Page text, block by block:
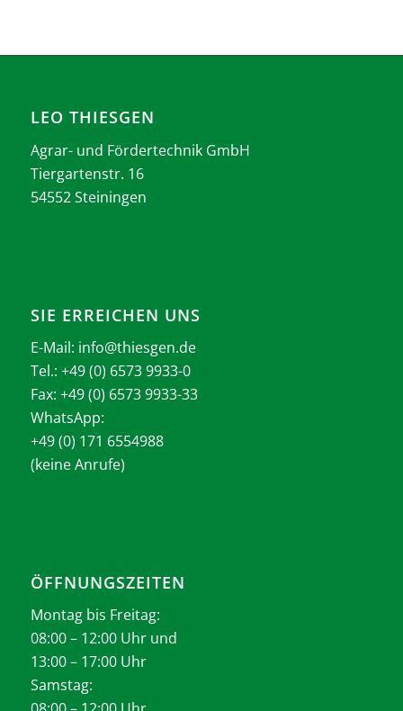
LEO THIESGEN
Agrar- und Fördertechnik GmbH
Tiergartenstr. 16
54552 Steiningen
SIE ERREICHEN UNS
E-Mail: info@thiesgen.de
Tel.: +49 (0) 6573 9933-0
Fax: +49 (0) 6573 9933-33
WhatsApp:
+49 (0) 171 6554988
(keine Anrufe)
ÖFFNUNGSZEITEN
Montag bis Freitag:
08:00 – 12:00 Uhr und
13:00 – 17:00 Uhr
Samstag: